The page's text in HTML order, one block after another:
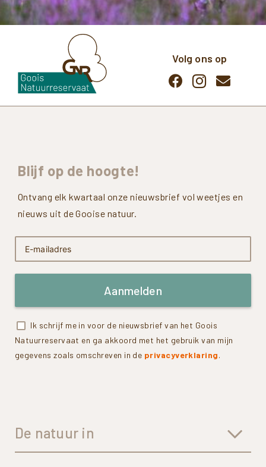
Volg ons op
Blijf op de hoogte!
Ontvang elk kwartaal onze nieuwsbrief vol weetjes en
nieuws uit de Gooise natuur.
Aanmelden
Ik schrijf me in voor de nieuwsbrief van het Goois
Natuurreservaat en ga akkoord met het gebruik van mijn
gegevens zoals omschreven in de privacyverklaring.
De natuur in